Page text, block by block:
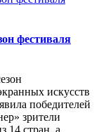
фестиваля
искусств
победителей
зрители